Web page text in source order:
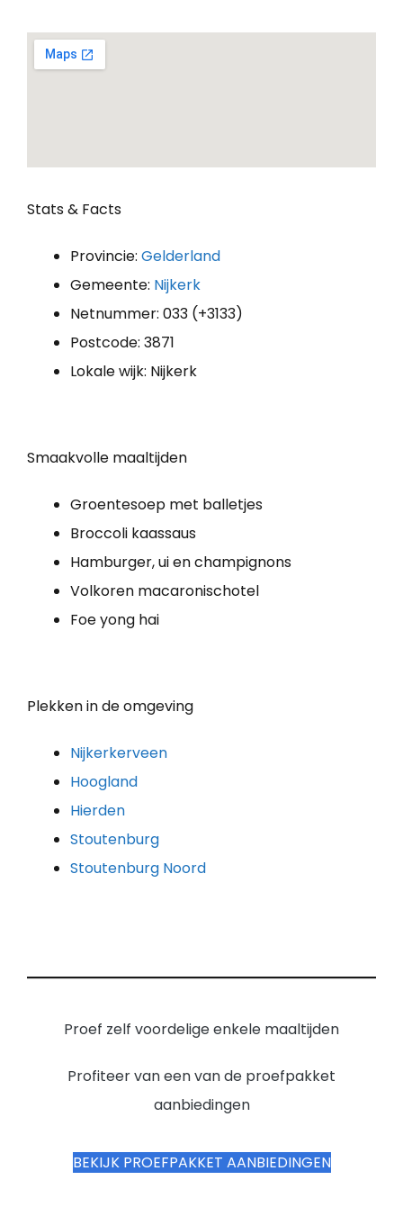
Stats & Facts
Provincie: Gelderland
Gemeente: Nijkerk
Netnummer: 033 (+3133)
Postcode: 3871
Lokale wijk: Nijkerk
Smaakvolle maaltijden
Groentesoep met balletjes
Broccoli kaassaus
Hamburger, ui en champignons
Volkoren macaronischotel
Foe yong hai
Plekken in de omgeving
Nijkerkerveen
Hoogland
Hierden
Stoutenburg
Stoutenburg Noord
Proef zelf voordelige enkele maaltijden
Profiteer van een van de proefpakket
aanbiedingen
BEKIJK PROEFPAKKET AANBIEDINGEN